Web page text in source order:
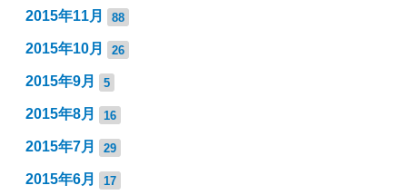
2015年11月 88
2015年10月 26
2015年9月 5
2015年8月 16
2015年7月 29
2015年6月 17